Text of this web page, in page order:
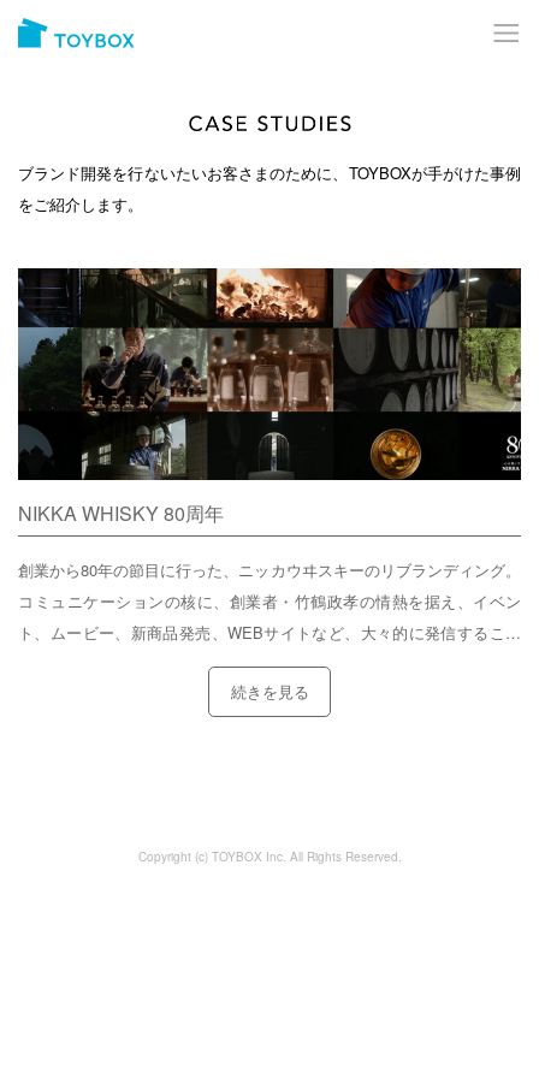
ブランド開発を行ないたいお客さまのために、TOYBOXが手がけた事例
をご紹介します。
NIKKA WHISKY 80周年
創業から80年の節目に行った、ニッカウヰスキーのリブランディング。
コミュニケーションの核に、創業者・竹鶴政孝の情熱を据え、イベン
ト、ムービー、新商品発売、WEBサイトなど、大々的に発信すること
で空前のウイスキーブームを巻き起こしました。
続きを見る
Copyright (c) TOYBOX Inc. All Rights Reserved.